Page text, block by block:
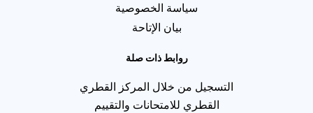
سياسة الخصوصية
بيان الإتاحة
روابط ذات صلة
التسجيل من خلال المركز القطري
القطري للامتحانات والتقييم